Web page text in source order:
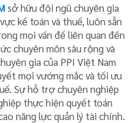
sở hữu đội ngũ chuyên gia
kế toán và thuế, luôn sẵn
mọi vấn đề liên quan đến
chuyên môn sâu rộng và
gia của PPI Việt Nam
mọi vướng mắc và tối ưu
Sự hỗ trợ chuyên nghiệp
thực hiện quyết toán
năng lực quản lý tài chính.